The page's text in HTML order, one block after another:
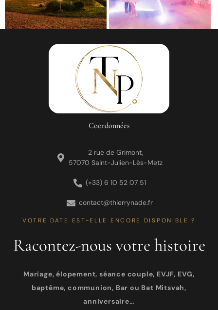
Coordonnées
2 rue de Grimont,
57070 Saint-Julien-Lès-Metz
(+33) 6 10 52 07 51
contact@thierrynade.fr
VOTRE DATE EST-ELLE ENCORE DISPONIBLE ?
Racontez-nous votre histoire
Mariage, élopement, séance couple, EVJF, EVG,
baptême, communion, Bar ou Bat Mitsvah,
anniversaire…